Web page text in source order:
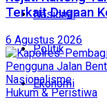
Nasional
Politik
Ekonomi
Terkait Dugaan
6 Agustus 2026
Hukum & Peristiwa